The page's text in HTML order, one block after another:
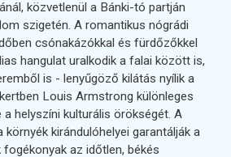
közvetlenül a Bánki-tó partján
szigetén. A romantikus nógrádi
csónakázókkal és fürdőzőkkel
hangulat uralkodik a falai között is,
is - lenyűgöző kilátás nyílik a
Louis Armstrong különleges
helyszíni kulturális örökségét. A
kirándulóhelyei garantálják a
az időtlen, békés